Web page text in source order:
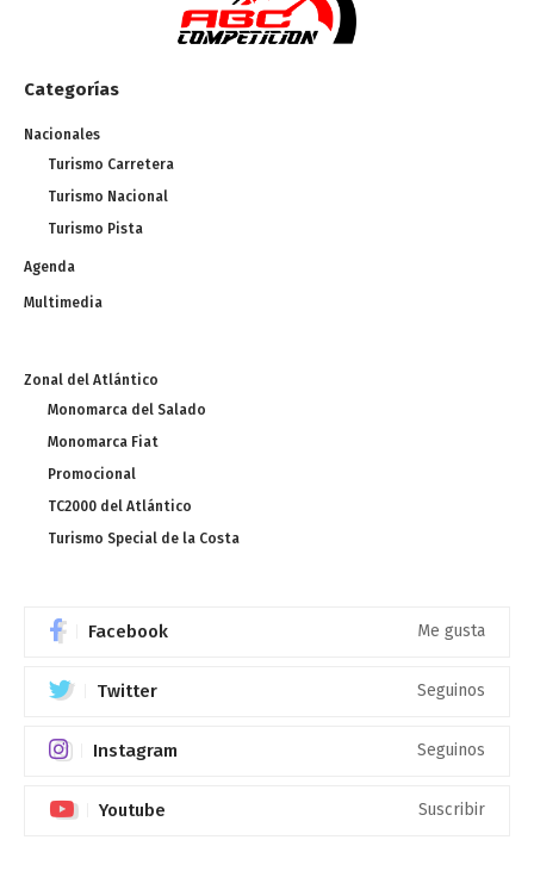
Categorías
Nacionales
Turismo Carretera
Turismo Nacional
Turismo Pista
Agenda
Multimedia
Zonal del Atlántico
Monomarca del Salado
Monomarca Fiat
Promocional
TC2000 del Atlántico
Turismo Special de la Costa
Facebook Me gusta
Twitter Seguinos
Instagram Seguinos
Youtube Suscribir